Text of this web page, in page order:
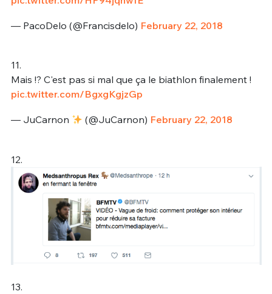
— PacoDelo (@Francisdelo) February 22, 2018
11.
Mais !? C'est pas si mal que ça le biathlon finalement !
pic.twitter.com/BgxgKgjzGp
— JuCarnon (@JuCarnon) February 22, 2018
12.
13.